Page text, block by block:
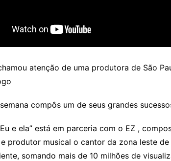
atenção de uma produtora de São
compôs um de seus grandes
Eu e ela” está em parceria com o EZ ,
produtor musical o cantor da zona leste de
somando mais de 10 milhões de